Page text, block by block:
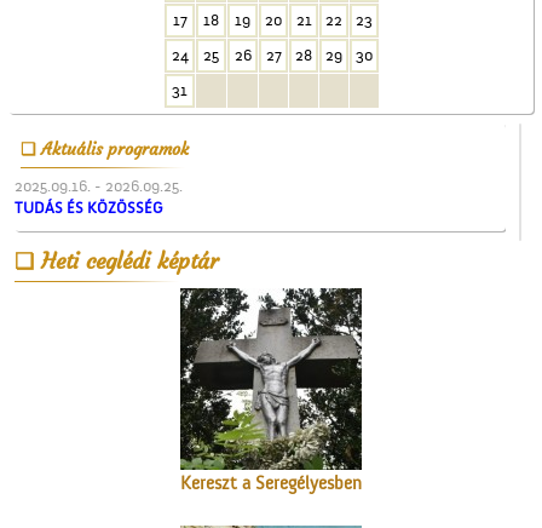
17 18 19 20 21 22
23
24
25 26 27 28 29
30
31
Aktuális programok
2025.09.16. - 2026.09.25.
TUDÁS ÉS KÖZÖSSÉG
Heti ceglédi képtár
Gubody Ferenc gyermekei
Kereszt a Seregélyesben